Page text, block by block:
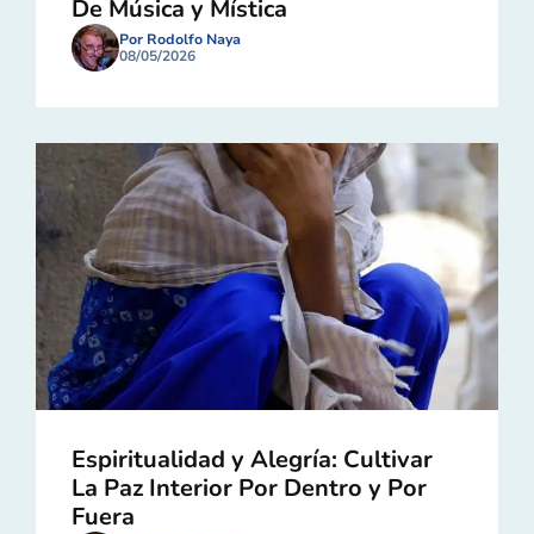
De Música y Mística
Por Rodolfo Naya
08/05/2026
Espiritualidad y Alegría: Cultivar
La Paz Interior Por Dentro y Por
Fuera